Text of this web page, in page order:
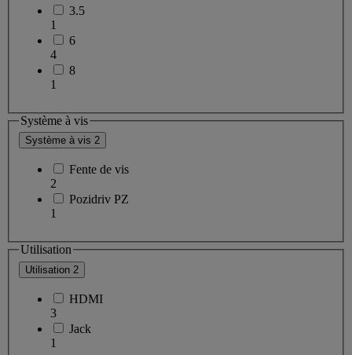
3.5
1
6
4
8
1
Système à vis
Système à vis 2
Fente de vis
2
Pozidriv PZ
1
Utilisation
Utilisation 2
HDMI
3
Jack
1